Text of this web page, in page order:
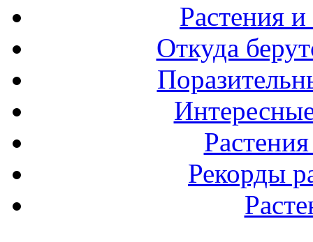
Растения
Откуда
Рекорды